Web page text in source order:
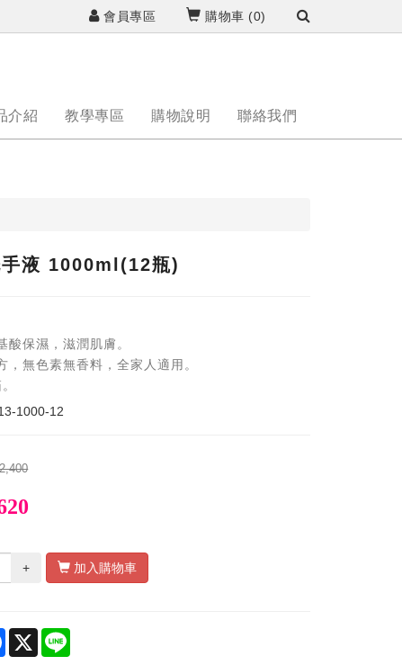
會員專區 購物車 (0)
介紹 教學專區 購物說明 聯絡我們
手液 1000ml(12瓶)
酸保濕，滋潤肌膚。
，無色素無香料，全家人適用。
1000-12
+ 加入購物車
Facebook
X